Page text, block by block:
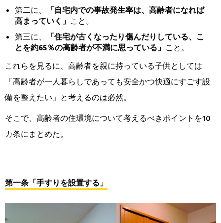
第二に、
「自宅内での事故発生率は、高齢者になれば
高まっていく」 こと。
第三に、
「住宅が古くなったり傷んだりしている、こ
とを約65％の高齢者が不満に思っている」 こと。
これらを見るに、高齢者を親に持っている子供としては
「高齢者が一人暮らしであっても安全かつ快適にすごす設
備を整えたい」と考えるのは必然。
そこで、高齢者の住環境について考えるべきポイントを10
カ条にまとめた。
第一条「手すりを設置する」